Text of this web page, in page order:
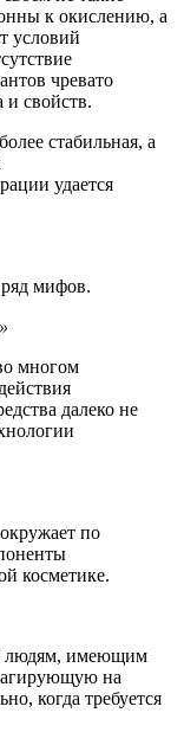
к окислению, а
условий
чревато
свойств.
стабильная, а
удается
мифов.
многом
далеко не
по
косметике.
людям, имеющим
на
когда требуется